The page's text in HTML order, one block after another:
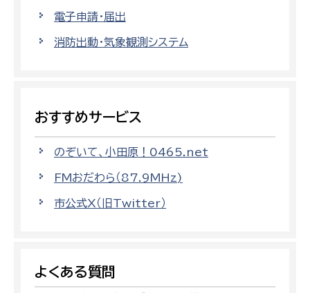
電子申請・届出
消防出動・気象観測システム
おすすめサービス
のぞいて、小田原！0465.net
FMおだわら（87.9MHz)
市公式X（旧Twitter）
よくある質問